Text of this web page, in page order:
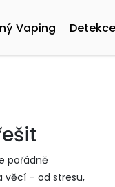
Vaping
pořádně
věcí – od stresu,